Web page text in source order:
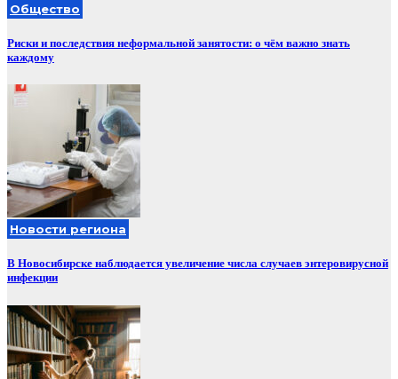
Общество
Риски и последствия неформальной занятости: о чём важно знать
каждому
Новости региона
В Новосибирске наблюдается увеличение числа случаев энтеровирусной
инфекции